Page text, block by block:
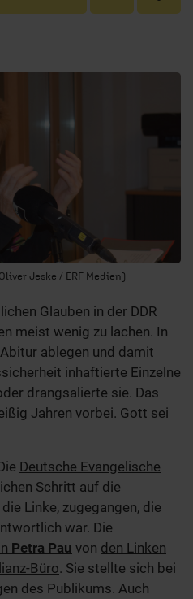
Jeske / ERF Medien)
Glauben in der DDR
meist wenig zu lachen. In
ablegen und damit
inhaftierte Einzelne
drangsalierte sie. Das
Jahren vorbei. Gott sei
Deutsche Evangelische
Schritt auf die
Linke, zugegangen, die
war. Die
Petra Pau von den Linken
Büro. Sie stellte sich bei
des Publikums. Auch